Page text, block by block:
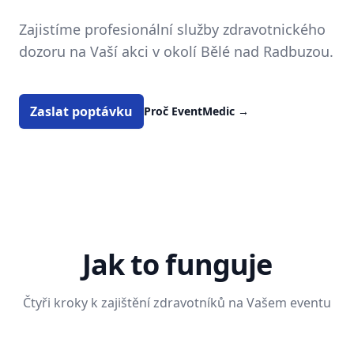
Zajistíme profesionální služby zdravotnického
dozoru na Vaší akci v okolí Bělé nad Radbuzou.
Zaslat poptávku Proč EventMedic →
Jak to funguje
Čtyři kroky k zajištění zdravotníků na Vašem eventu